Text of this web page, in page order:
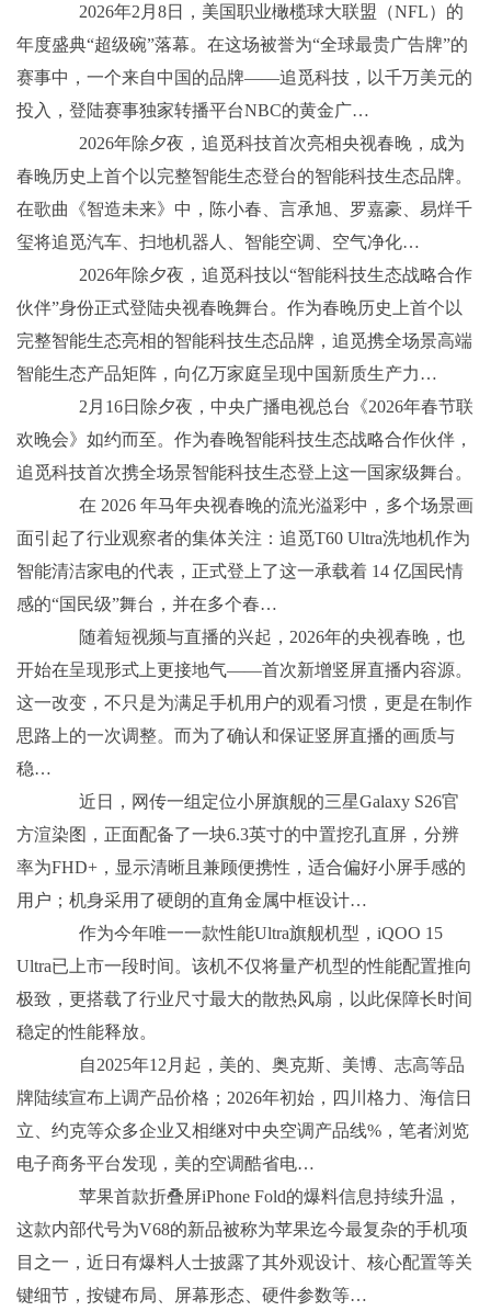
2026年2月8日，美国职业橄榄球大联盟（NFL）的
年度盛典“超级碗”落幕。在这场被誉为“全球最贵广告牌”的
赛事中，一个来自中国的品牌——追觅科技，以千万美元的
投入，登陆赛事独家转播平台NBC的黄金广…
2026年除夕夜，追觅科技首次亮相央视春晚，成为
春晚历史上首个以完整智能生态登台的智能科技生态品牌。
在歌曲《智造未来》中，陈小春、言承旭、罗嘉豪、易烊千
玺将追觅汽车、扫地机器人、智能空调、空气净化…
2026年除夕夜，追觅科技以“智能科技生态战略合作
伙伴”身份正式登陆央视春晚舞台。作为春晚历史上首个以
完整智能生态亮相的智能科技生态品牌，追觅携全场景高端
智能生态产品矩阵，向亿万家庭呈现中国新质生产力…
2月16日除夕夜，中央广播电视总台《2026年春节联
欢晚会》如约而至。作为春晚智能科技生态战略合作伙伴，
追觅科技首次携全场景智能科技生态登上这一国家级舞台。
在 2026 年马年央视春晚的流光溢彩中，多个场景画
面引起了行业观察者的集体关注：追觅T60 Ultra洗地机作为
智能清洁家电的代表，正式登上了这一承载着 14 亿国民情
感的“国民级”舞台，并在多个春…
随着短视频与直播的兴起，2026年的央视春晚，也
开始在呈现形式上更接地气——首次新增竖屏直播内容源。
这一改变，不只是为满足手机用户的观看习惯，更是在制作
思路上的一次调整。而为了确认和保证竖屏直播的画质与
稳…
近日，网传一组定位小屏旗舰的三星Galaxy S26官
方渲染图，正面配备了一块6.3英寸的中置挖孔直屏，分辨
率为FHD+，显示清晰且兼顾便携性，适合偏好小屏手感的
用户；机身采用了硬朗的直角金属中框设计…
作为今年唯一一款性能Ultra旗舰机型，iQOO 15
Ultra已上市一段时间。该机不仅将量产机型的性能配置推向
极致，更搭载了行业尺寸最大的散热风扇，以此保障长时间
稳定的性能释放。
自2025年12月起，美的、奥克斯、美博、志高等品
牌陆续宣布上调产品价格；2026年初始，四川格力、海信日
立、约克等众多企业又相继对中央空调产品线%，笔者浏览
电子商务平台发现，美的空调酷省电…
苹果首款折叠屏iPhone Fold的爆料信息持续升温，
这款内部代号为V68的新品被称为苹果迄今最复杂的手机项
目之一，近日有爆料人士披露了其外观设计、核心配置等关
键细节，按键布局、屏幕形态、硬件参数等…